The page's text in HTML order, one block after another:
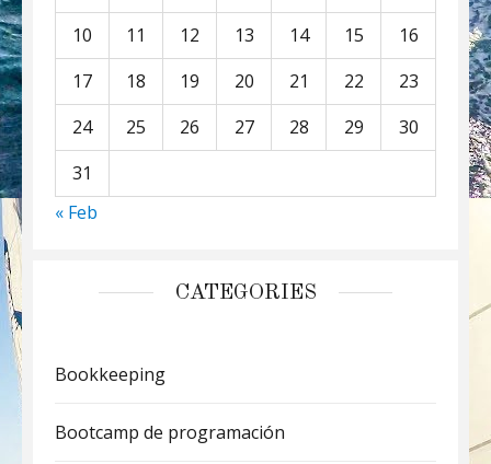
10
11 12 13 14 15
16
17
18 19 20 21 22
23
24
25 26 27 28 29
30
31
« Feb
CATEGORIES
Bookkeeping
Bootcamp de programación